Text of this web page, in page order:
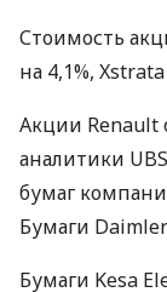
Стоимость
на 4,1%,
Акции Renault
аналитики
бумаг
Бумаги
Бумаги Kesa